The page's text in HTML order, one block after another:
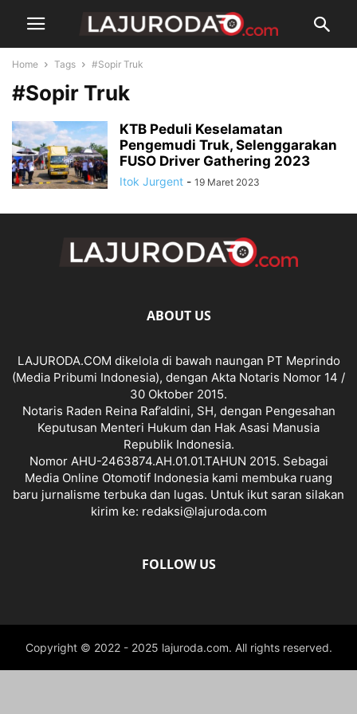
Home Tags #Sopir Truk
#Sopir Truk
KTB Peduli Keselamatan
Pengemudi Truk, Selenggarakan
FUSO Driver Gathering 2023
Itok Jurgent - 19 Maret 2023
ABOUT US
LAJURODA.COM dikelola di bawah naungan PT Meprindo
(Media Pribumi Indonesia), dengan Akta Notaris Nomor 14 /
30 Oktober 2015.
Notaris Raden Reina Raf’aldini, SH, dengan Pengesahan
Keputusan Menteri Hukum dan Hak Asasi Manusia
Republik Indonesia.
Nomor AHU-2463874.AH.01.01.TAHUN 2015. Sebagai
Media Online Otomotif Indonesia kami membuka ruang
baru jurnalisme terbuka dan lugas. Untuk ikut saran silakan
kirim ke: redaksi@lajuroda.com
FOLLOW US
Copyright © 2022 - 2025 lajuroda.com. All rights reserved.